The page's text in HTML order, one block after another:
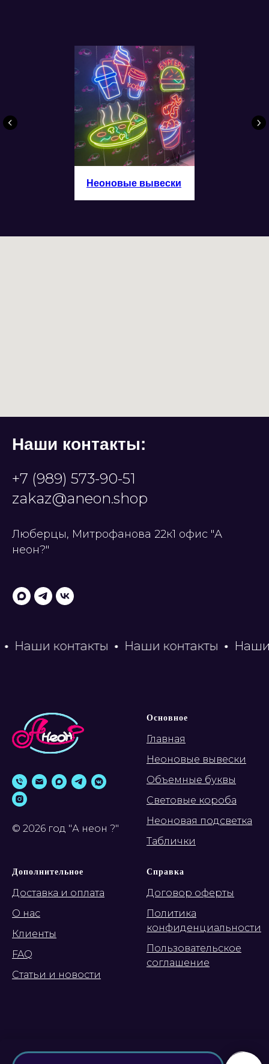
Неоновые вывески
Наши контакты:
+7 (989) 573-90-51
zakaz@aneon.shop
Люберцы, Митрофанова 22к1 офис "А
неон?"
контакты Наши контакты Наши
© 2026 год "А неон ?"
Основное
Главная
Неоновые вывески
Объемные буквы
Световые короба
Неоновая подсветка
Таблички
Дополнительное
Доставка и оплата
О нас
Клиенты
FAQ
Статьи и новости
Справка
Договор оферты
Политика
конфиденциальности
Пользовательское
соглашение